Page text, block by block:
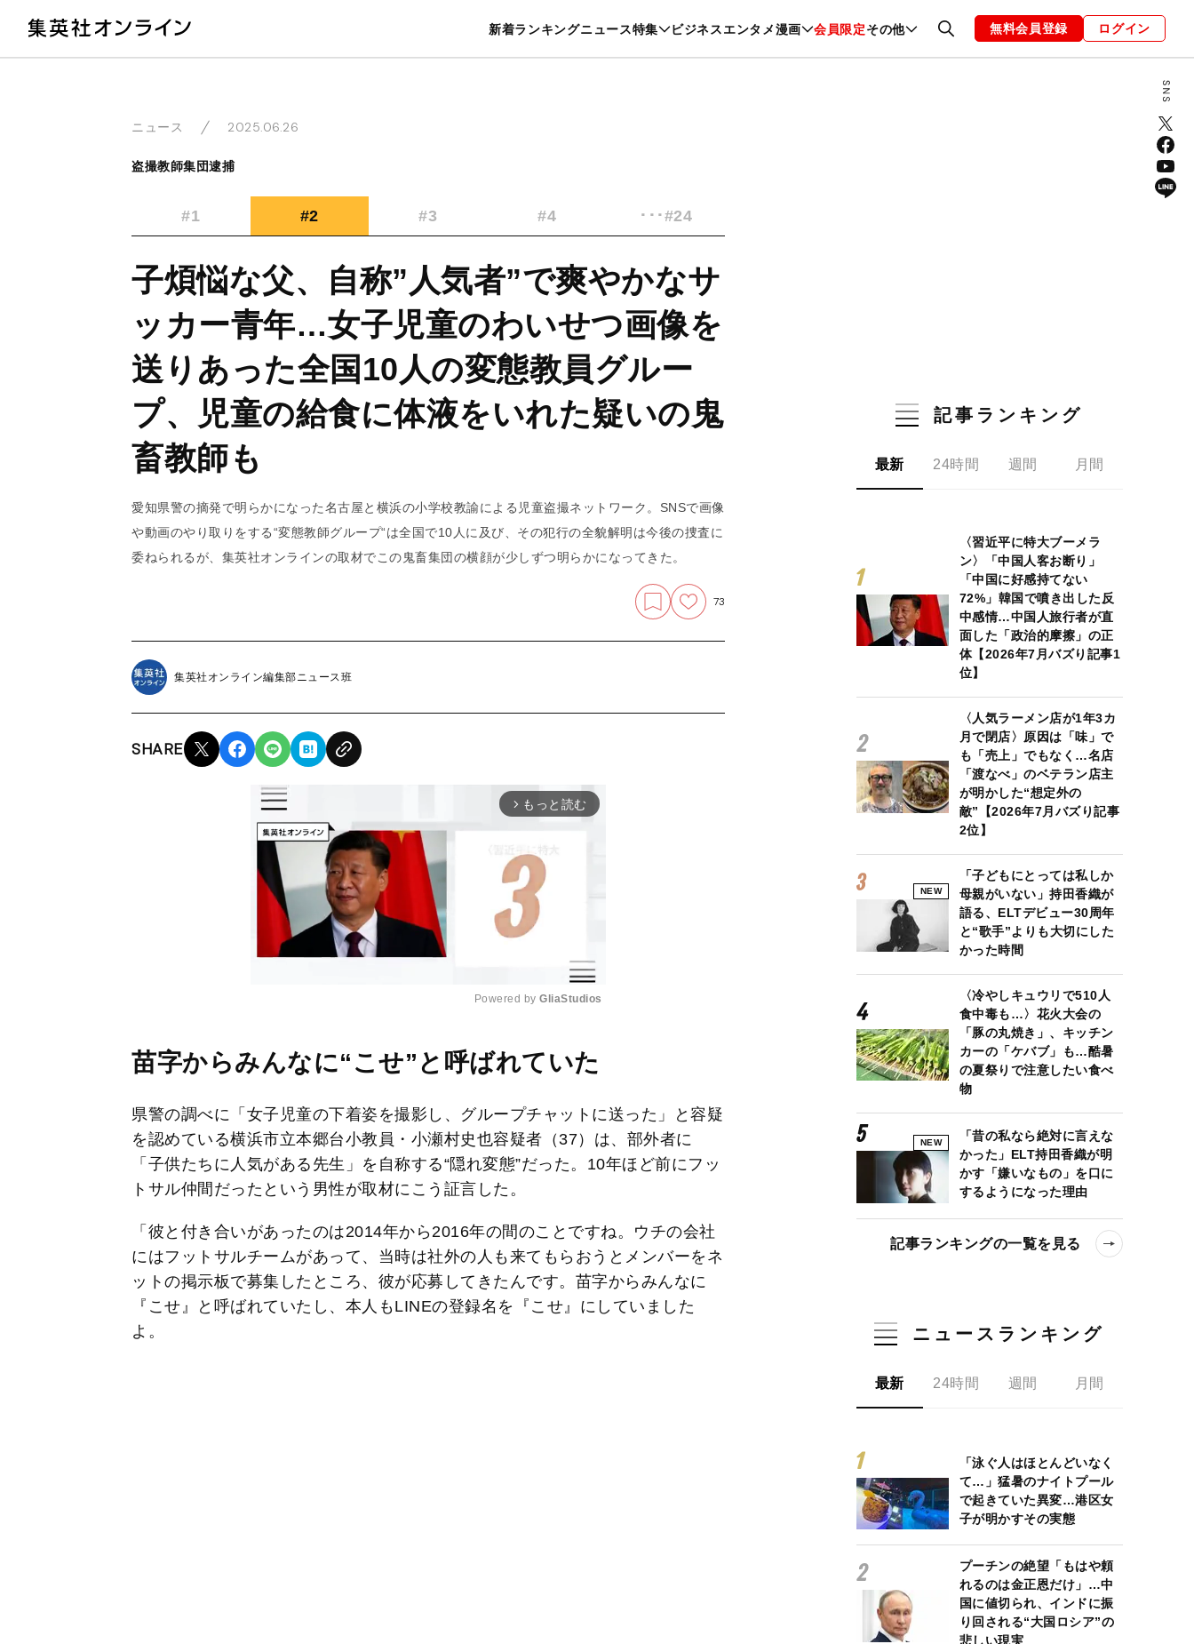
新着ランキングニュース特集 ビジネスエンタメ漫画 会員限定その他
暮らし スポーツ ヘルスケア 美容 グルメ ファッション 恋愛・結婚 編集部 お知らせ
無料会員登録 ログイン
ニュース 2025.06.26
盗撮教師集団逮捕
#1 #2 #3 #4 ･･･#24
子煩悩な父、自称”人気者”で爽やかなサ
ッカー青年…女子児童のわいせつ画像を
送りあった全国10人の変態教員グルー
プ、児童の給食に体液をいれた疑いの鬼
畜教師も
愛知県警の摘発で明らかになった名古屋と横浜の小学校教諭による児童盗撮ネットワーク。SNSで画像
や動画のやり取りをする“変態教師グループ“は全国で10人に及び、その犯行の全貌解明は今後の捜査に
委ねられるが、集英社オンラインの取材でこの鬼畜集団の横顔が少しずつ明らかになってきた。
73
集英社オンライン編集部ニュース班
SHARE
arrow_forward_ios もっと読む
M
u
Powered by GliaStudios
苗字からみんなに“こせ”と呼ばれていた
県警の調べに「女子児童の下着姿を撮影し、グループチャットに送った」と容疑
を認めている横浜市立本郷台小教員・小瀬村史也容疑者（37）は、部外者に
「子供たちに人気がある先生」を自称する“隠れ変態”だった。10年ほど前にフッ
トサル仲間だったという男性が取材にこう証言した。
「彼と付き合いがあったのは2014年から2016年の間のことですね。ウチの会社
にはフットサルチームがあって、当時は社外の人も来てもらおうとメンバーをネ
ットの掲示板で募集したところ、彼が応募してきたんです。苗字からみんなに
『こせ』と呼ばれていたし、本人もLINEの登録名を『こせ』にしていました
よ。
記事ランキング
最新 24時間 週間 月間
〈習近平に特大ブーメラ
ン〉「中国人客お断り」
「中国に好感持てない
72%」韓国で噴き出した反
中感情…中国人旅行者が直
面した「政治的摩擦」の正
体【2026年7月バズり記事1
位】
〈人気ラーメン店が1年3カ
月で閉店〉原因は「味」で
も「売上」でもなく…名店
「渡なべ」のベテラン店主
が明かした“想定外の
敵”【2026年7月バズり記事
2位】
NEW
「子どもにとっては私しか
母親がいない」持田香織が
語る、ELTデビュー30周年
と“歌手”よりも大切にした
かった時間
〈冷やしキュウリで510人
食中毒も…〉花火大会の
「豚の丸焼き」、キッチン
カーの「ケバブ」も…酷暑
の夏祭りで注意したい食べ
物
NEW
「昔の私なら絶対に言えな
かった」ELT持田香織が明
かす「嫌いなもの」を口に
するようになった理由
記事ランキングの一覧を見る
ニュースランキング
最新 24時間 週間 月間
「泳ぐ人はほとんどいなく
て…」猛暑のナイトプール
で起きていた異変…港区女
子が明かすその実態
プーチンの絶望「もはや頼
れるのは金正恩だけ」…中
国に値切られ、インドに振
り回される“大国ロシア”の
悲しい現実